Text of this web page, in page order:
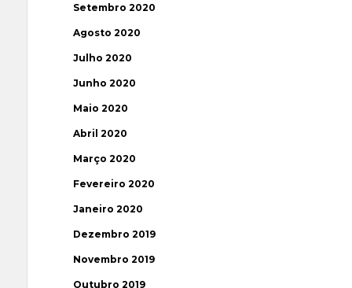
Setembro 2020
Agosto 2020
Julho 2020
Junho 2020
Maio 2020
Abril 2020
Março 2020
Fevereiro 2020
Janeiro 2020
Dezembro 2019
Novembro 2019
Outubro 2019